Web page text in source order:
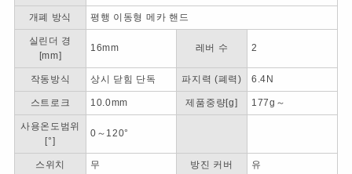
개폐 방식 평행 이동형 메카 핸드
실린더 경
[mm]
16mm 레버 수 2
작동방식 상시 닫힘 단독 파지력 (폐력) 6.4N
스트로크 10.0mm 제품중량[g] 177g～
사용온도범위
[°]
0～120°
스위치 무 방진 커버 유